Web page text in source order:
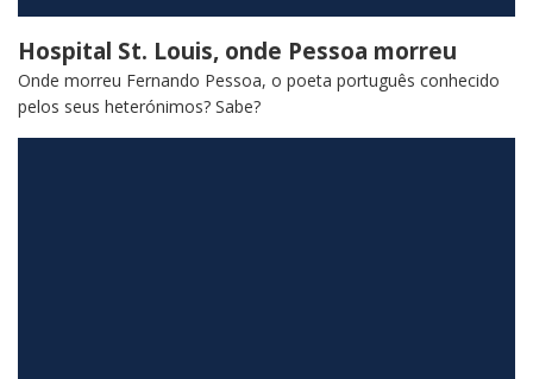
Hospital St. Louis, onde Pessoa morreu
Onde morreu Fernando Pessoa, o poeta português conhecido
pelos seus heterónimos? Sabe?